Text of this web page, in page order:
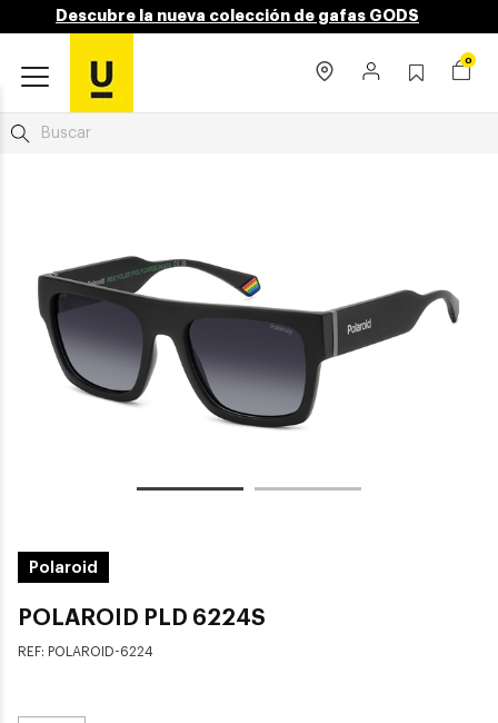
Descubre la nueva colección de gafas GODS
0
Polaroid
POLAROID PLD 6224S
REF: POLAROID-6224